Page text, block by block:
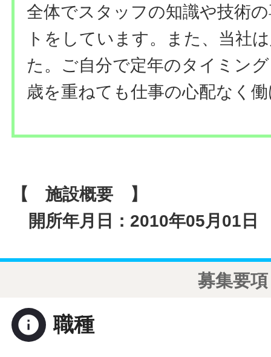
全体でスタッフの知識や技術
トをしています。また、当社
た。ご自分で定年のタイミン
歳を重ねても仕事の心配なく
【 施設概要 】
開所年月日：2010年05月01日
募集要項
info 職種